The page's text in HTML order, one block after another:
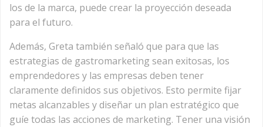
los de la marca, puede crear la proyección deseada
para el futuro.
Además, Greta también señaló que para que las
estrategias de gastromarketing sean exitosas, los
emprendedores y las empresas deben tener
claramente definidos sus objetivos. Esto permite fijar
metas alcanzables y diseñar un plan estratégico que
guíe todas las acciones de marketing. Tener una visión